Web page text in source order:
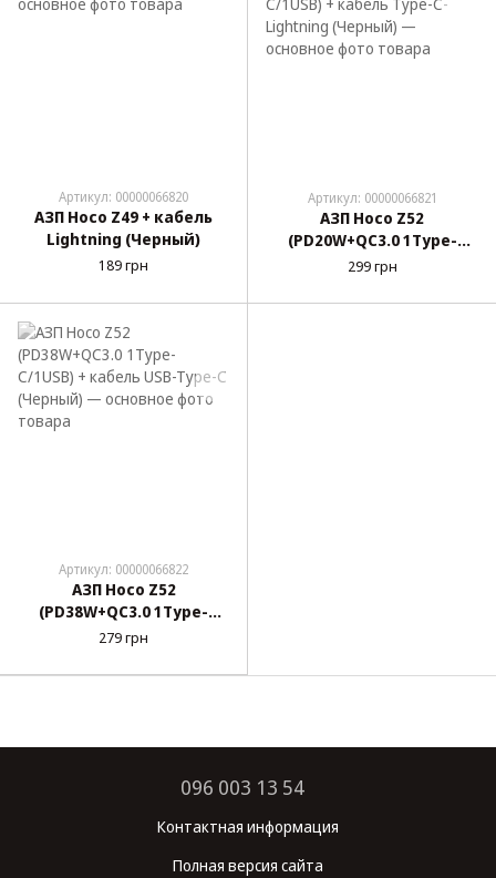
Артикул: 00000066820
АЗП Hoco Z49 + кабель
Lightning (Черный)
189 грн
Артикул: 00000066821
АЗП Hoco Z52
(PD20W+QC3.0 1Type-
C/1USB) + кабель Type-C-
299 грн
Артикул: 00000066822
АЗП Hoco Z52
(PD38W+QC3.0 1Type-
C/1USB) + кабель USB-
279 грн
096 003 13 54
Контактная информация
Полная версия сайта